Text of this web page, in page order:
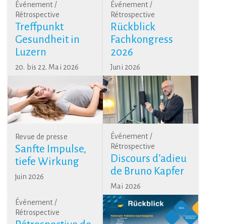
Événement /
Rétrospective
Treffpunkt
Gesundheit in
Luzern
20. bis 22. Mai 2026
Événement /
Rétrospective
Rückblick
Fachkongress
2026
Juni 2026
Revue de presse
Sanfte Impulse,
tiefe Wirkung
juin 2026
Événement /
Rétrospective
Discours d’adieu
de Bruno Kapfer
Mai 2026
Événement /
Rétrospective